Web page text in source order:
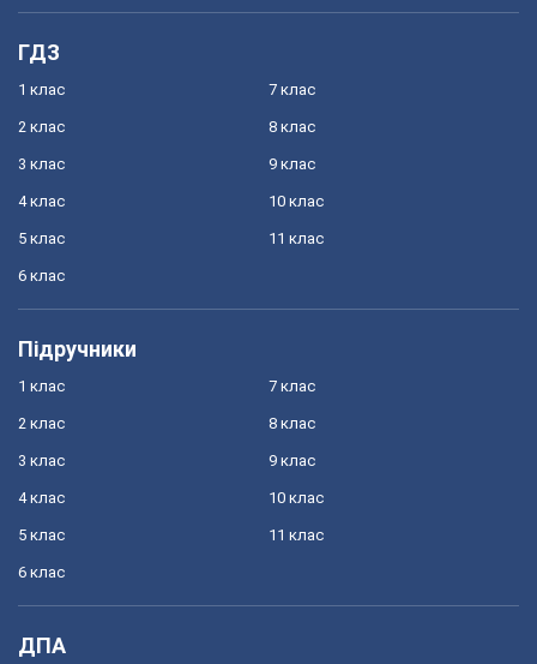
ГДЗ
1 клас
2 клас
3 клас
4 клас
5 клас
6 клас
7 клас
8 клас
9 клас
10 клас
11 клас
Підручники
1 клас
2 клас
3 клас
4 клас
5 клас
6 клас
7 клас
8 клас
9 клас
10 клас
11 клас
ДПА